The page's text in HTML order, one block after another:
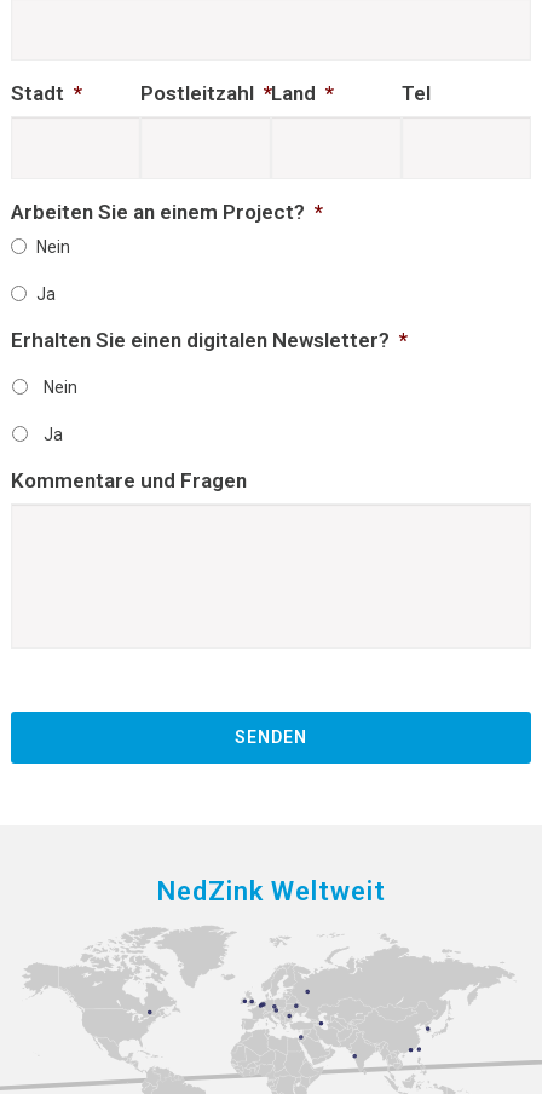
Stadt * Postleitzahl *Land * Tel
Arbeiten Sie an einem Project? *
Nein
Ja
Erhalten Sie einen digitalen Newsletter? *
Nein
Ja
Kommentare und Fragen
NedZink Weltweit